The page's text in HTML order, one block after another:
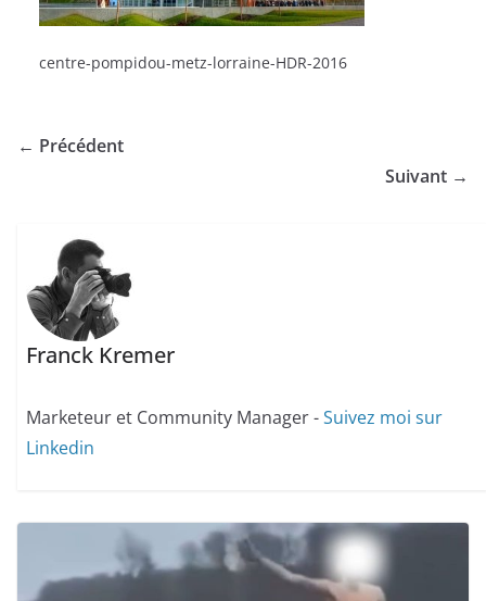
centre-pompidou-metz-lorraine-HDR-2016
← Précédent
Suivant →
Franck Kremer
Marketeur et Community Manager -Suivez moi sur
Linkedin